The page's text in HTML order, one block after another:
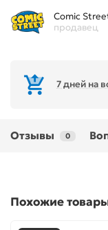
Comic
продавец
7 дней на
Отзывы 0
Похожие